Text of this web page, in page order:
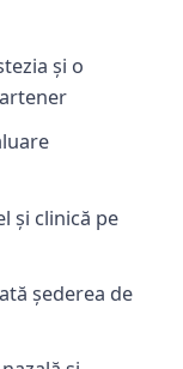
și o
și clinică pe
șederea de